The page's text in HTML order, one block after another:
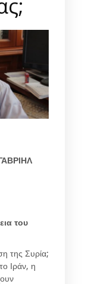
του
της Συρία;
Ιράν, η